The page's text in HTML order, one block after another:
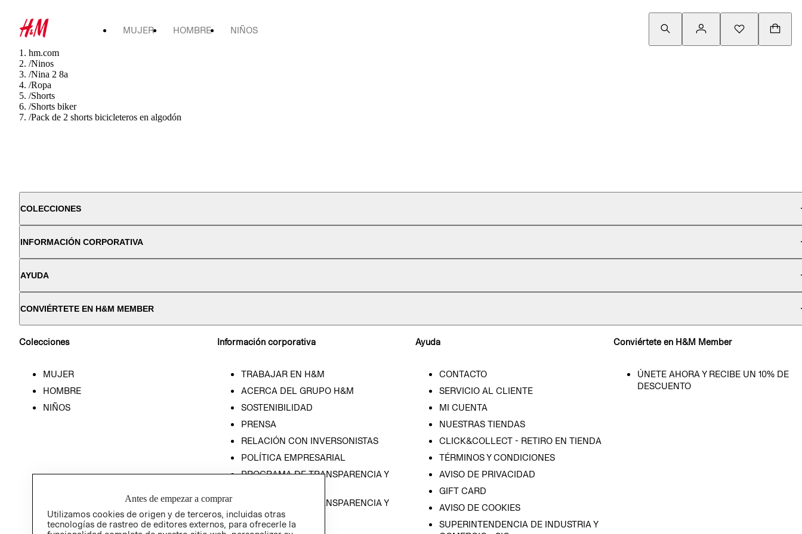
MUJER HOMBRE NIÑOS
hm.com
/Ninos
/Nina 2 8a
/Ropa
/Shorts
/Shorts biker
/Pack de 2 shorts bicicleteros en algodón
COLECCIONES
INFORMACIÓN CORPORATIVA
AYUDA
CONVIÉRTETE EN H&M MEMBER
Colecciones
MUJER
HOMBRE
NIÑOS
Información corporativa
TRABAJAR EN H&M
ACERCA DEL GRUPO H&M
SOSTENIBILIDAD
PRENSA
RELACIÓN CON INVERSONISTAS
POLÍTICA EMPRESARIAL
PROGRAMA DE TRANSPARENCIA Y
PROGRAMA DE TRANSPARENCIA Y
ÉTICA (INGLÉS)
Ayuda
CONTACTO
SERVICIO AL CLIENTE
MI CUENTA
NUESTRAS TIENDAS
CLICK&COLLECT - RETIRO EN TIENDA
TÉRMINOS Y CONDICIONES
AVISO DE PRIVACIDAD
GIFT CARD
AVISO DE COOKIES
SUPERINTENDENCIA DE INDUSTRIA Y
Conviértete en H&M Member
ÚNETE AHORA Y RECIBE UN 10% DE
DESCUENTO
Antes de empezar a comprar
Utilizamos cookies de origen y de terceros, incluidas otras
tecnologías de rastreo de editores externos, para ofrecerle la